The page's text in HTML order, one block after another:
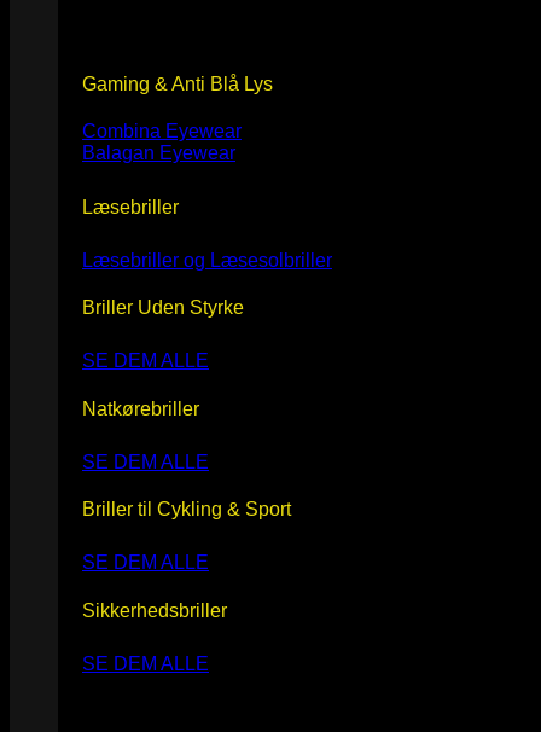
Gaming & Anti Blå Lys
Combina Eyewear
Balagan Eyewear
Læsebriller
Læsebriller og Læsesolbriller
Briller Uden Styrke
SE DEM ALLE
Natkørebriller
SE DEM ALLE
Briller til Cykling & Sport
SE DEM ALLE
Sikkerhedsbriller
SE DEM ALLE